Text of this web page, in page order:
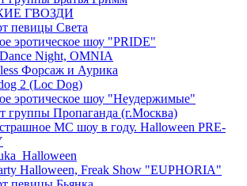
ГВОЗДИ
певицы Света
эротическое шоу "PRIDE"
Night, OMNIA
Форсаж и Аурика
2 (Loc Dog)
эротическое шоу "Неудержимые"
группы Пропаганда (г.Москва)
МС шоу в году. Halloween PRE-
Halloween, Freak Show "EUPHORIA"